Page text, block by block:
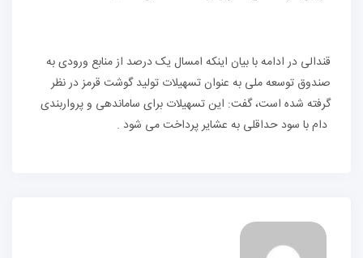
قندالی در ادامه با بیان اینکه امسال یک درصد از منابع ورودی به
صندوق توسعه ملی به عنوان تسهیلات تولید گوشت قرمز در نظر
گرفته شده است، گفت: این تسهیلات برای ساماندهی و پرواربندی
دام با سود حداقلی به عشایر پرداخت می شود .